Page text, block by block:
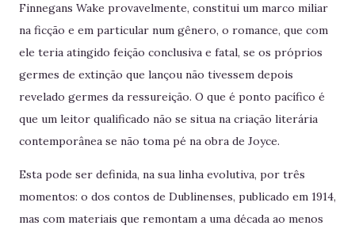
Finnegans Wake provavelmente, constitui um marco miliar
na ficção e em particular num gênero, o romance, que com
ele teria atingido feição conclusiva e fatal, se os próprios
germes de extinção que lançou não tivessem depois
revelado germes da ressureição. O que é ponto pacífico é
que um leitor qualificado não se situa na criação literária
contemporânea se não toma pé na obra de Joyce.
Esta pode ser definida, na sua linha evolutiva, por três
momentos: o dos contos de Dublinenses, publicado em 1914,
mas com materiais que remontam a uma década ao menos